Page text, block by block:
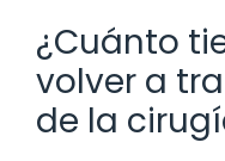
¿Cuánto
volver a
de la